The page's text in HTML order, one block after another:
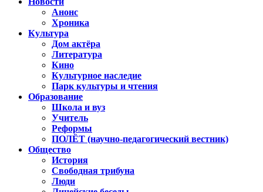
Анонс
Хроника
Культура
Дом актёра
Литература
Кино
Культурное наследие
Парк культуры и чтения
Образование
Школа и вуз
Учитель
Реформы
ПОЛЁТ (научно-педагогический вестник)
Общество
История
Свободная трибуна
Люди